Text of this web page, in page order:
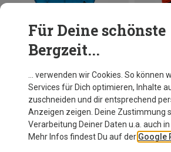
Du sparst 32%
Für Deine schönste
Bergzeit...
… verwenden wir Cookies. So können
Services für Dich optimieren, Inhalte
zuschneiden und dir entsprechend
Anzeigen zeigen. Deine Zustimmung
Verarbeitung Deiner Daten u.a. auch in
Mehr Infos findest Du auf der Google